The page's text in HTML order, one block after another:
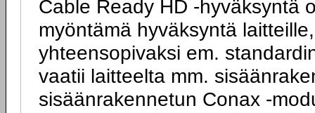
Cable Ready HD -hyväksyntä
myöntämä hyväksyntä
yhteensopivaksi em.
vaatii laitteelta mm.
sisäänrakennetun Conax -